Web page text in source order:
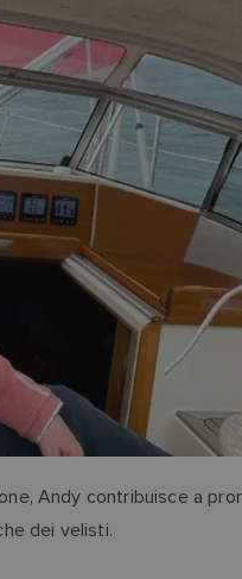
Andy contribuisce a
dei velisti.